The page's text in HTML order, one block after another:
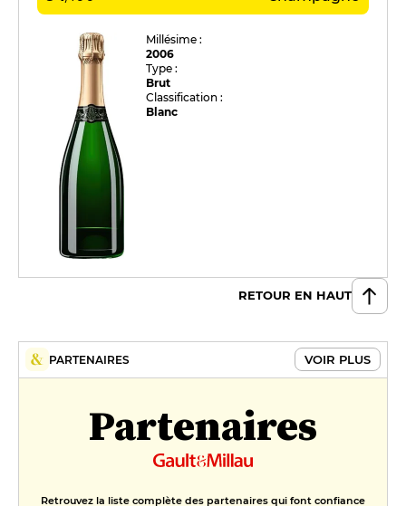
Millésime :
2006
Type :
Brut
Classification :
Blanc
RETOUR EN HAUT
PARTENAIRES VOIR PLUS
Partenaires
Retrouvez la liste complète des partenaires qui font confiance